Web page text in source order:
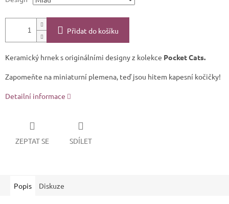
Přidat do košíku
Keramický hrnek s originálními designy z kolekce Pocket Cats.
Zapomeňte na miniaturní plemena, teď jsou hitem kapesní kočičky!
Detailní informace
ZEPTAT SE SDÍLET
Popis Diskuze